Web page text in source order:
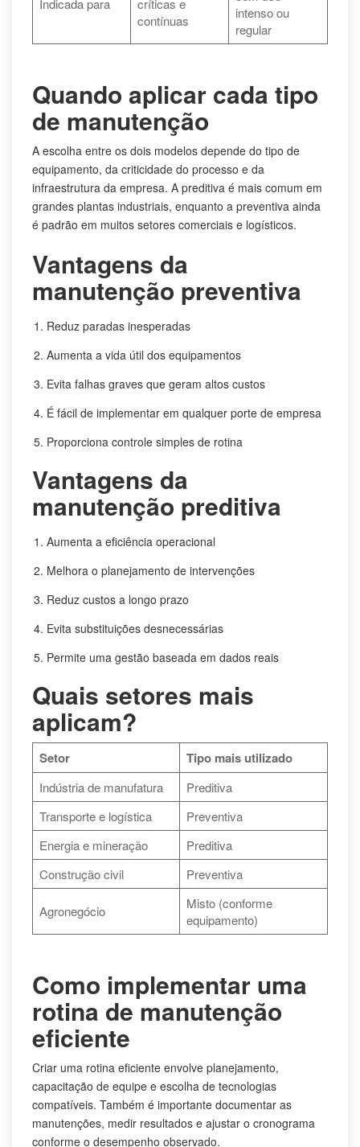
contínuas
intenso ou
regular
Quando aplicar cada tipo
de manutenção
A escolha entre os dois modelos depende do tipo de
equipamento, da criticidade do processo e da
infraestrutura da empresa. A preditiva é mais comum em
grandes plantas industriais, enquanto a preventiva ainda
é padrão em muitos setores comerciais e logísticos.
Vantagens da
manutenção preventiva
Reduz paradas inesperadas
Aumenta a vida útil dos equipamentos
Evita falhas graves que geram altos custos
É fácil de implementar em qualquer porte de empresa
Proporciona controle simples de rotina
Vantagens da
manutenção preditiva
Aumenta a eficiência operacional
Melhora o planejamento de intervenções
Reduz custos a longo prazo
Evita substituições desnecessárias
Permite uma gestão baseada em dados reais
Quais setores mais
aplicam?
Setor Tipo mais utilizado
Indústria de manufatura
Preditiva
Transporte e logística
Preventiva
Energia e mineração
Preditiva
Construção civil
Preventiva
Agronegócio
Misto (conforme
equipamento)
Como implementar uma
rotina de manutenção
eficiente
Criar uma rotina eficiente envolve planejamento,
capacitação de equipe e escolha de tecnologias
compatíveis. Também é importante documentar as
manutenções, medir resultados e ajustar o cronograma
conforme o desempenho observado.